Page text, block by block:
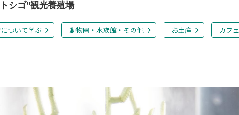
シゴ”観光養殖場
ついて学ぶ 動物園・水族館・その他 お土産 カフェ